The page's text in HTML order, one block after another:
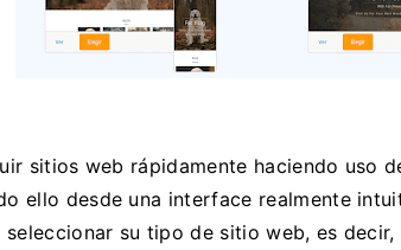
sitios web rápidamente haciendo uso
ello desde una interface realmente
su tipo de sitio web, es